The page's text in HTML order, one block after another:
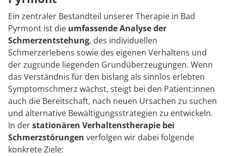
Ein zentraler Bestandteil unserer Therapie in Bad
Pyrmont ist die umfassende Analyse der
Schmerzentstehung, des individuellen
Schmerzerlebens sowie des eigenen Verhaltens und
der zugrunde liegenden Grundüberzeugungen. Wenn
das Verständnis für den bislang als sinnlos erlebten
Symptomschmerz wächst, steigt bei den Patient:innen
auch die Bereitschaft, nach neuen Ursachen zu suchen
und alternative Bewältigungsstrategien zu entwickeln.
In derstationären Verhaltenstherapie bei
Schmerzstörungen verfolgen wir dabei folgende
konkrete Ziele: